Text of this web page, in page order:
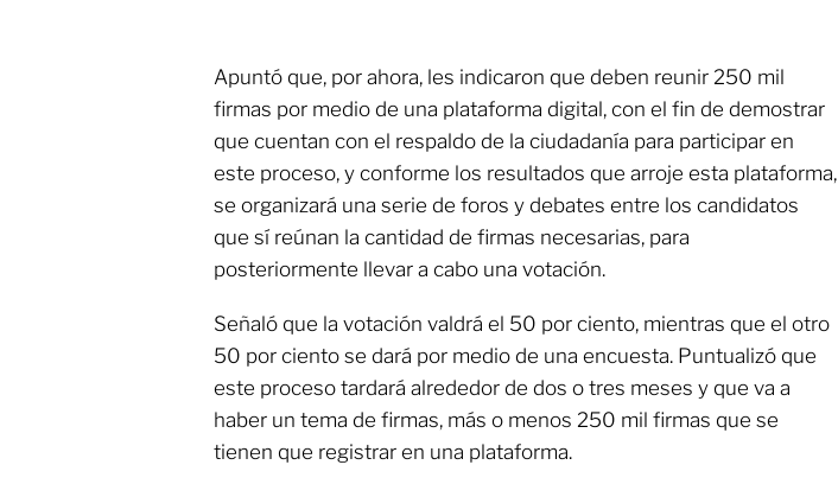
Apuntó que, por ahora, les indicaron que deben reunir 250 mil
firmas por medio de una plataforma digital, con el fin de demostrar
que cuentan con el respaldo de la ciudadanía para participar en
este proceso, y conforme los resultados que arroje esta plataforma,
se organizará una serie de foros y debates entre los candidatos
que sí reúnan la cantidad de firmas necesarias, para
posteriormente llevar a cabo una votación.
Señaló que la votación valdrá el 50 por ciento, mientras que el otro
50 por ciento se dará por medio de una encuesta. Puntualizó que
este proceso tardará alrededor de dos o tres meses y que va a
haber un tema de firmas, más o menos 250 mil firmas que se
tienen que registrar en una plataforma.